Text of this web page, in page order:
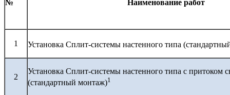
№ Наименование работ
1 Установка Сплит-системы настенного типа
2
Установка Сплит-системы настенного типа с притоком
(стандартный монтаж)1